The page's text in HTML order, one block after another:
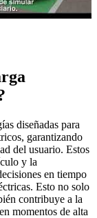
diseñadas para
garantizando
del usuario. Estos
y la
en tiempo
Esto no solo
contribuye a la
momentos de alta